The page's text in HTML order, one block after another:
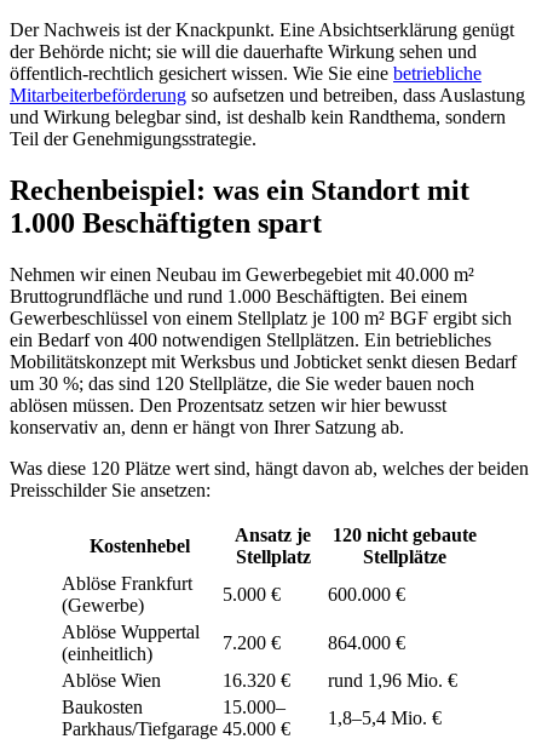
Der Nachweis ist der Knackpunkt. Eine Absichtserklärung genügt
der Behörde nicht; sie will die dauerhafte Wirkung sehen und
öffentlich-rechtlich gesichert wissen. Wie Sie eine betriebliche
Mitarbeiterbeförderung so aufsetzen und betreiben, dass Auslastung
und Wirkung belegbar sind, ist deshalb kein Randthema, sondern
Teil der Genehmigungsstrategie.
Rechenbeispiel: was ein Standort mit
1.000 Beschäftigten spart
Nehmen wir einen Neubau im Gewerbegebiet mit 40.000 m²
Bruttogrundfläche und rund 1.000 Beschäftigten. Bei einem
Gewerbeschlüssel von einem Stellplatz je 100 m² BGF ergibt sich
ein Bedarf von 400 notwendigen Stellplätzen. Ein betriebliches
Mobilitätskonzept mit Werksbus und Jobticket senkt diesen Bedarf
um 30 %; das sind 120 Stellplätze, die Sie weder bauen noch
ablösen müssen. Den Prozentsatz setzen wir hier bewusst
konservativ an, denn er hängt von Ihrer Satzung ab.
Was diese 120 Plätze wert sind, hängt davon ab, welches der beiden
Preisschilder Sie ansetzen:
Kostenhebel
Ansatz je
Stellplatz
120 nicht gebaute
Stellplätze
Ablöse Frankfurt
(Gewerbe)
5.000 €
600.000 €
Ablöse Wuppertal
(einheitlich)
7.200 €
864.000 €
Ablöse Wien
16.320 €
rund 1,96 Mio. €
Baukosten
Parkhaus/Tiefgarage
15.000–
45.000 €
1,8–5,4 Mio. €